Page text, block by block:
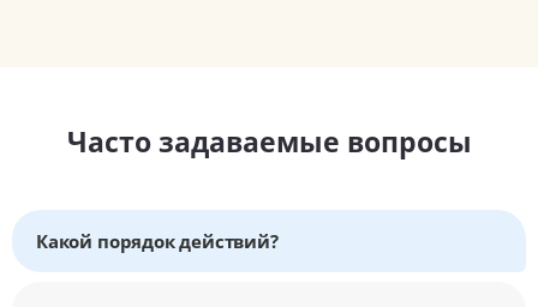
Часто задаваемые вопросы
Какой порядок действий?